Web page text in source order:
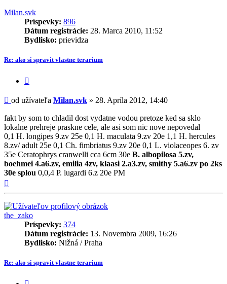
Milan.svk
Príspevky: 896
Dátum registrácie: 28. Marca 2010, 11:52
Bydlisko: prievidza
Re: ako si spravit vlastne terarium
Príspevok
od užívateľa Milan.svk » 28. Apríla 2012, 14:40
fakt by som to chladil dost vydatne vodou pretoze ked sa sklo
lokalne prehreje praskne cele, ale asi som nic nove nepovedal
0,1 H. longipes 9.zv 25e 0,1 H. maculata 9.zv 20e 1,1 H. hercules
8.zv/ adult 25e 0,1 Ch. fimbriatus 9.zv 20e 0,1 L. violaceopes 6. zv
35e Ceratophrys cranwelli cca 6cm 30e B. albopilosa 5.zv,
boehmei 4.a6.zv, emilia 4zv, klaasi 2.a3.zv, smithy 5.a6.zv po 2ks
30e splou 0,0,4 P. lugardi 6.z 20e PM
the_zako
Príspevky: 374
Dátum registrácie: 13. Novembra 2009, 16:26
Bydlisko: Nižná / Praha
Re: ako si spravit vlastne terarium